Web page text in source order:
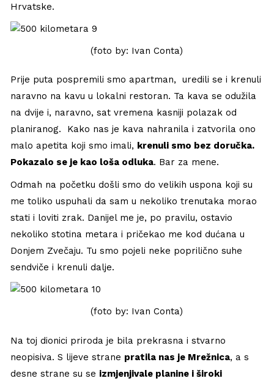
Hrvatske.
(foto by: Ivan Conta)
Prije puta pospremili smo apartman, uredili se i krenuli
naravno na kavu u lokalni restoran. Ta kava se odužila
na dvije i, naravno, sat vremena kasniji polazak od
planiranog. Kako nas je kava nahranila i zatvorila ono
malo apetita koji smo imali, krenuli smo bez doručka.
Pokazalo se je kao loša odluka. Bar za mene.
Odmah na početku došli smo do velikih uspona koji su
me toliko uspuhali da sam u nekoliko trenutaka morao
stati i loviti zrak. Danijel me je, po pravilu, ostavio
nekoliko stotina metara i pričekao me kod dućana u
Donjem Zvečaju. Tu smo pojeli neke poprilično suhe
sendviče i krenuli dalje.
(foto by: Ivan Conta)
Na toj dionici priroda je bila prekrasna i stvarno
neopisiva. S lijeve strane pratila nas je Mrežnica, a s
desne strane su se izmjenjivale planine i široki